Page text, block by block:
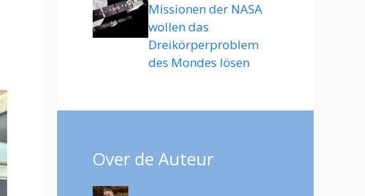
Missionen der NASA
wollen das
Dreikörperproblem
des Mondes lösen
Over de Auteur